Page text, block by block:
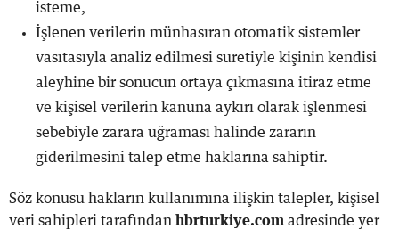
isteme,
İşlenen verilerin münhasıran otomatik sistemler
vasıtasıyla analiz edilmesi suretiyle kişinin kendisi
aleyhine bir sonucun ortaya çıkmasına itiraz etme
ve kişisel verilerin kanuna aykırı olarak işlenmesi
sebebiyle zarara uğraması halinde zararın
giderilmesini talep etme haklarına sahiptir.
Söz konusu hakların kullanımına ilişkin talepler, kişisel
veri sahipleri tarafından hbrturkiye.com adresinde yer